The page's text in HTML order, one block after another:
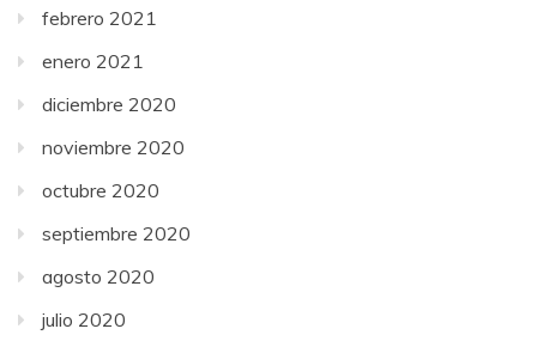
febrero 2021
enero 2021
diciembre 2020
noviembre 2020
octubre 2020
septiembre 2020
agosto 2020
julio 2020